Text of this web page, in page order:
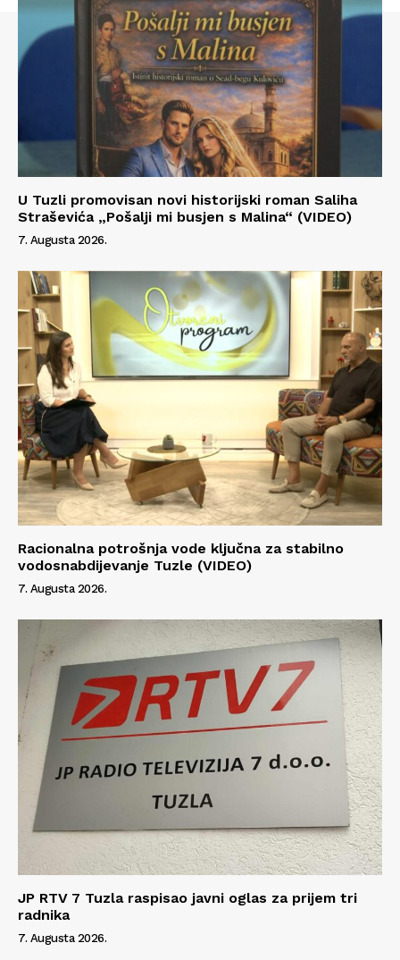
Info
O nama
Kontakt
Impressum
U Tuzli promovisan novi historijski roman Saliha
Straševića „Pošalji mi busjen s Malina“ (VIDEO)
7. Augusta 2026.
Racionalna potrošnja vode ključna za stabilno
vodosnabdijevanje Tuzle (VIDEO)
7. Augusta 2026.
JP RTV 7 Tuzla raspisao javni oglas za prijem tri
radnika
7. Augusta 2026.